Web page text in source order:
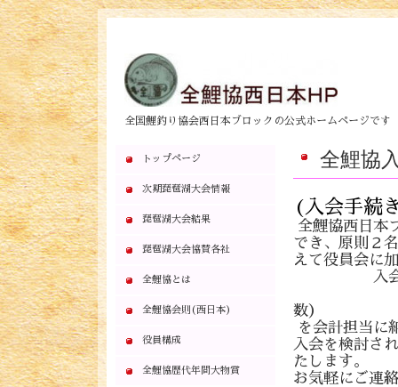
全国鯉釣り協会西日本ブロックの公式ホームページです
全鯉協
(入会手続
全鯉協西日本
でき、原則２
えて役員会に
入会金（
数）
を会計担当に
入会を検討さ
たします。
お気軽にご連
トップページ
次期琵琶湖大会情報
琵琶湖大会結果
琵琶湖大会協賛各社
全鯉協とは
全鯉協会則(西日本)
役員構成
全鯉協歴代年間大物賞